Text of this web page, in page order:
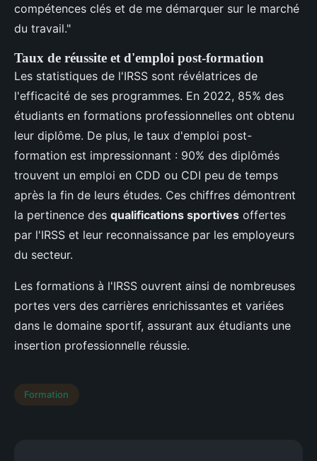
compétences clés et de me démarquer sur le marché
du travail."
Taux de réussite et d'emploi post-formation
Les statistiques de l'IRSS sont révélatrices de
l'efficacité de ses programmes. En 2022, 85% des
étudiants en formations professionnelles ont obtenu
leur diplôme. De plus, le taux d'emploi post-
formation est impressionnant : 90% des diplômés
trouvent un emploi en CDD ou CDI peu de temps
après la fin de leurs études. Ces chiffres démontrent
la pertinence des qualifications sportives offertes
par l'IRSS et leur reconnaissance par les employeurs
du secteur.
Les formations à l'IRSS ouvrent ainsi de nombreuses
portes vers des carrières enrichissantes et variées
dans le domaine sportif, assurant aux étudiants une
insertion professionnelle réussie.
Formation